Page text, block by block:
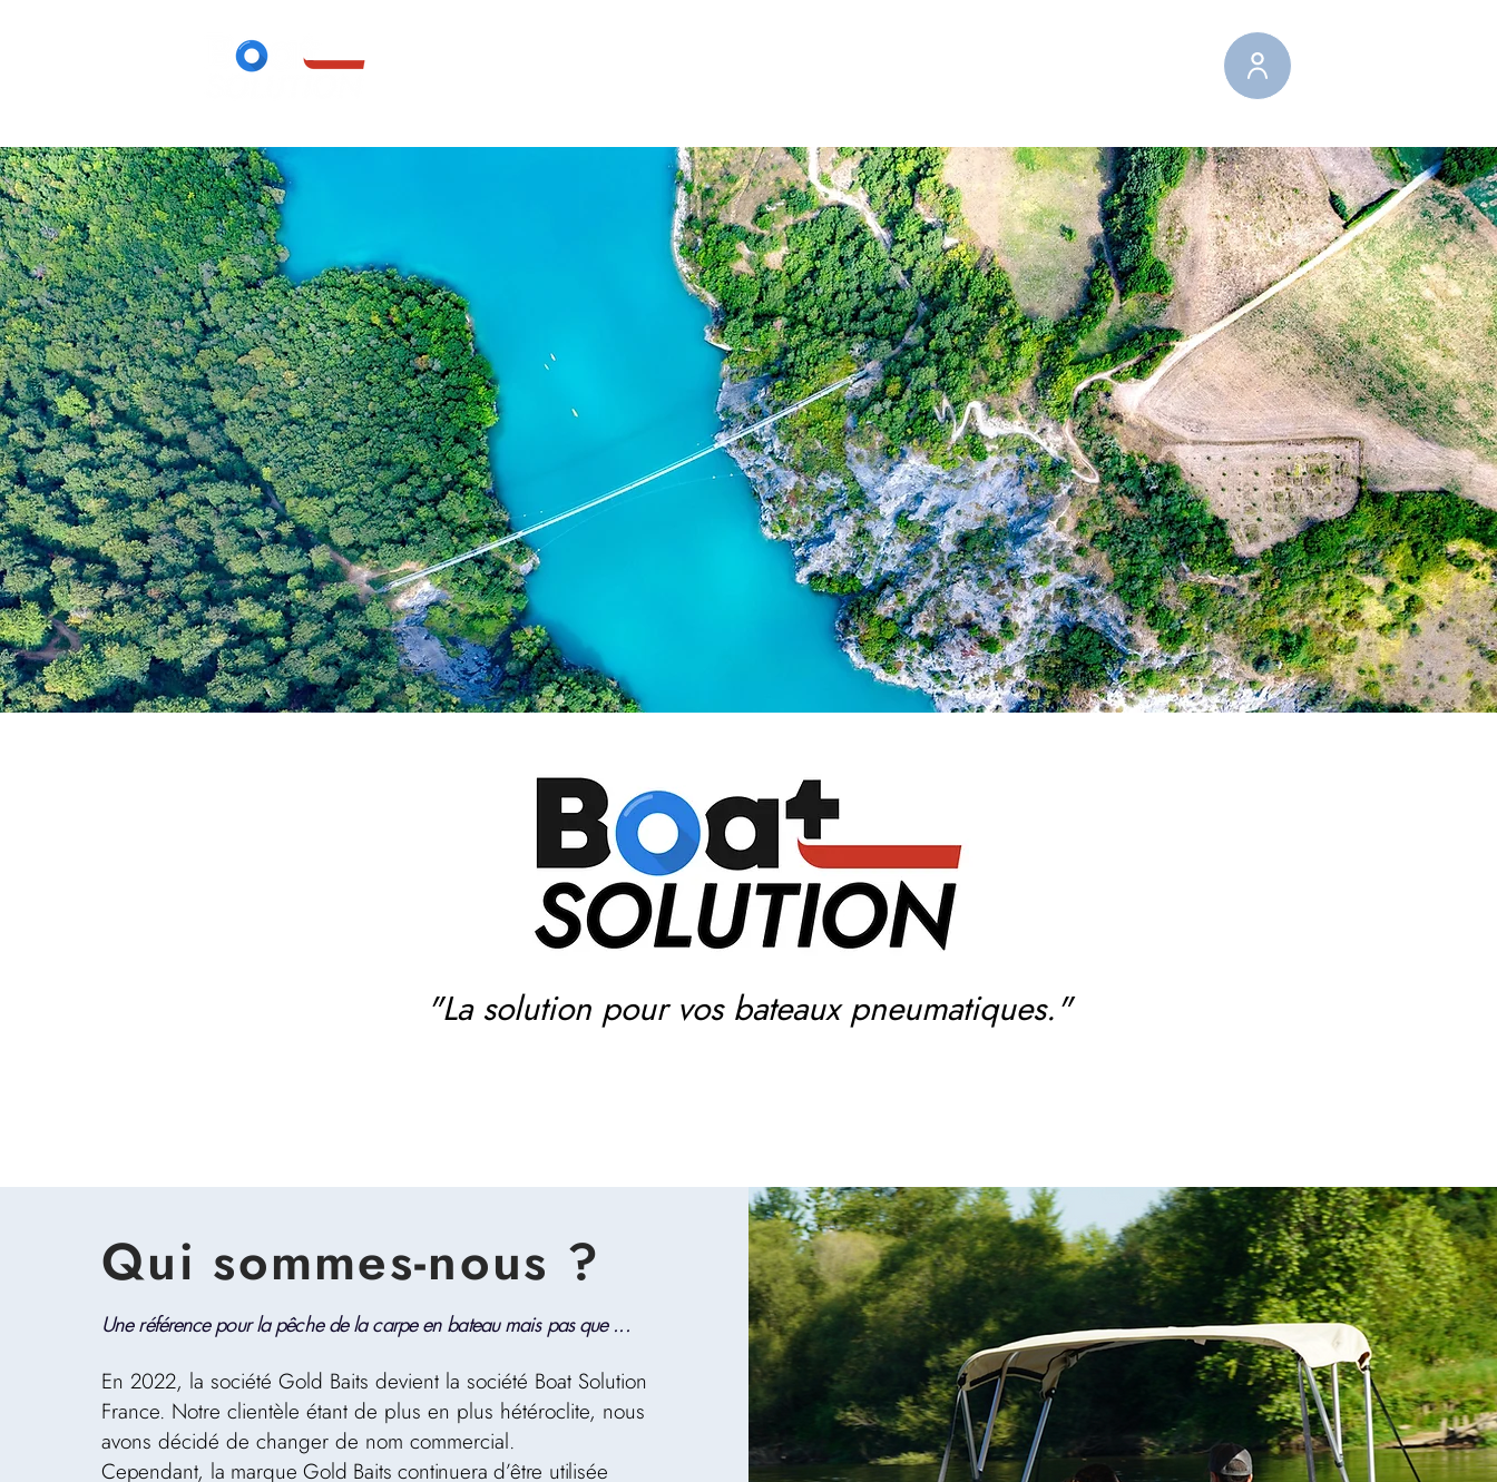
"La solution pour vos bateaux pneumatiques."
Qui sommes-nous ?
Une référence pour la pêche de la carpe en bateau mais pas que ...
En 2022, la société Gold Baits devient la société Boat Solution
France. Notre clientèle étant de plus en plus hétéroclite, nous
avons décidé de changer de nom commercial.
Cependant, la marque Gold Baits continuera d’être utilisée